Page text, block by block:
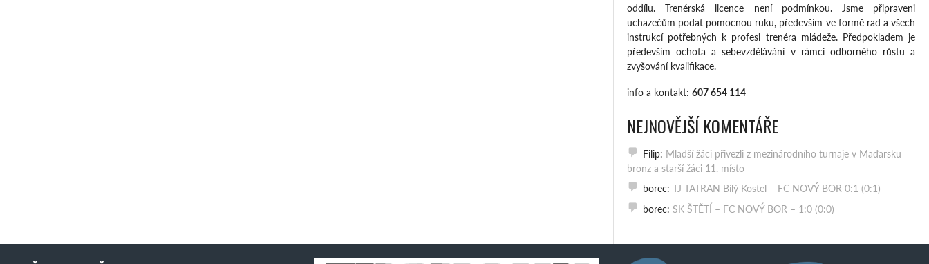
oddílu. Trenérská licence není podmínkou. Jsme připraveni
uchazečům podat pomocnou ruku, především ve formě rad a všech
instrukcí potřebných k profesi trenéra mládeže. Předpokladem je
především ochota a sebevzdělávání v rámci odborného růstu a
zvyšování kvalifikace.
info a kontakt:607 654 114
NEJNOVĚJŠÍ KOMENTÁŘE
Filip: Mladší žáci přivezli z mezinárodního turnaje v Maďarsku
bronz a starší žáci 11. místo
borec: TJ TATRAN Bílý Kostel – FC NOVÝ BOR 0:1 (0:1)
borec: SK ŠTĚTÍ – FC NOVÝ BOR – 1:0 (0:0)